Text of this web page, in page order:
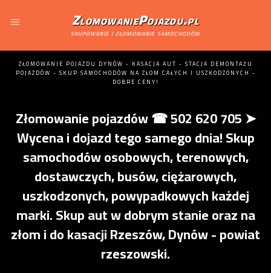
ZlomowaniePojazdu.pl
skupowanie i złomowanie samochodów
ZŁOMOWANIE POJAZDU DYNÓW - KASACJA AUT - STACJA DEMONTAŻU
POJAZDÓW - SKUP SAMOCHODÓW NA ZŁOM CAŁYCH I USZKODZONYCH -
DOBRE CENY!
Złomowanie pojazdów ☎ 502 620 705 ➤
Wycena i dojazd tego samego dnia! Skup
samochodów osobowych, terenowych,
dostawczych, busów, ciężarowych,
uszkodzonych, powypadkowych każdej
marki. Skup aut w dobrym stanie oraz na
złom i do kasacji Rzeszów, Dynów - powiat
rzeszowski.